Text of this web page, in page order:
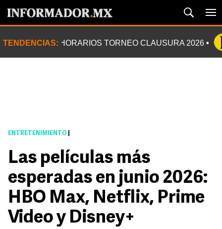
TENDENCIAS: HORARIOS TORNEO CLAUSURA 2026
ENTRETENIMIENTO
Las películas más
esperadas en junio 2026:
HBO Max, Netflix, Prime
Video y Disney+